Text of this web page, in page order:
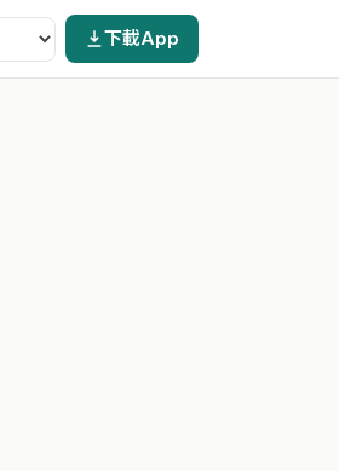
下載App